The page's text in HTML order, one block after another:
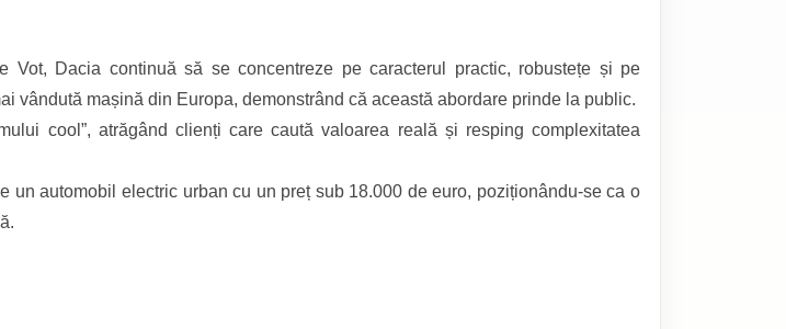
Vot, Dacia continuă să se concentreze pe caracterul practic, robustețe și pe
vândută mașină din Europa, demonstrând că această abordare prinde la public.
cool”, atrăgând clienți care caută valoarea reală și resping complexitatea
automobil electric urban cu un preț sub 18.000 de euro, poziționându-se ca o